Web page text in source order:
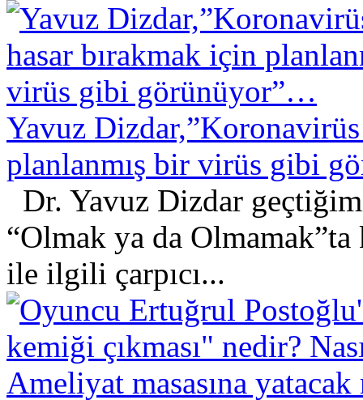
Yavuz
planlanmış bir virüs gibi
Dr. Yavuz Dizdar
“Olmak ya da
ile ilgili çarpıcı...